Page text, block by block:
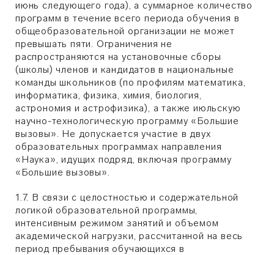
июнь следующего года), а суммарное количество
программ в течение всего периода обучения в
общеобразовательной организации не может
превышать пяти. Ограничения не
распространяются на установочные сборы
(школы) членов и кандидатов в национальные
команды школьников (по профилям математика,
информатика, физика, химия, биология,
астрономия и астрофизика), а также июльскую
научно-технологическую программу «Большие
вызовы». Не допускается участие в двух
образовательных программах направления
«Наука», идущих подряд, включая программу
«Большие вызовы».
1.7. В связи с целостностью и содержательной
логикой образовательной программы,
интенсивным режимом занятий и объемом
академической нагрузки, рассчитанной на весь
период пребывания обучающихся в